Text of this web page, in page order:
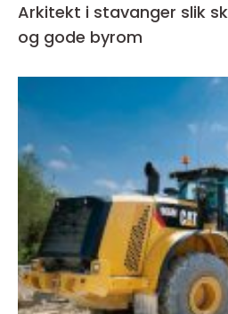
Arkitekt i stavanger slik skapes gode bygg
og gode byrom